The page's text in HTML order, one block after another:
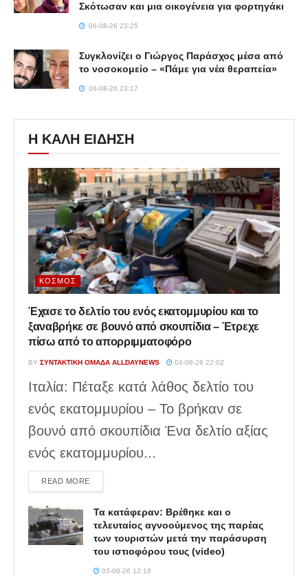
Σκότωσαν και μια οικογένεια για φορτηγάκι
06-08-26 23:25
Συγκλονίζει ο Γιώργος Παράσχος μέσα από
το νοσοκομείο – «Πάμε για νέα θεραπεία»
06-08-26 23:17
Η ΚΑΛΗ ΕΙΔΗΣΗ
ΚΌΣΜΟΣ
Έχασε το δελτίο του ενός εκατομμυρίου και το
ξαναβρήκε σε βουνό από σκουπίδια – Έτρεχε
πίσω από το απορριμματοφόρο
BY ΣΥΝΤΑΚΤΙΚΉ ΟΜΆΔΑ ALLDAYNEWS 04-08-26 22:02
Ιταλία: Πέταξε κατά λάθος δελτίο του
ενός εκατομμυρίου – Το βρήκαν σε
βουνό από σκουπίδια Ένα δελτίο αξίας
ενός εκατομμυρίου...
READ MOREDETAILS
Τα κατάφεραν: Βρέθηκε και ο
τελευταίος αγνοούμενος της παρέας
των τουριστών μετά την παράσυρση
του ιστιοφόρου τους (video)
03-08-26 12:18